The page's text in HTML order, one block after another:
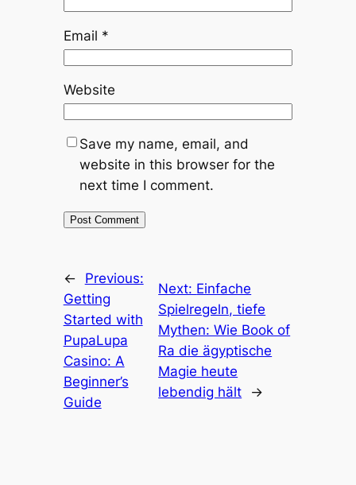
Email *
Website
Save my name, email, and
website in this browser for the
next time I comment.
←
Previous:
Getting
Started with
PupaLupa
Casino: A
Beginner’s
Guide
Next: Einfache
Spielregeln, tiefe
Mythen: Wie Book of
Ra die ägyptische
Magie heute
lebendig hält
→